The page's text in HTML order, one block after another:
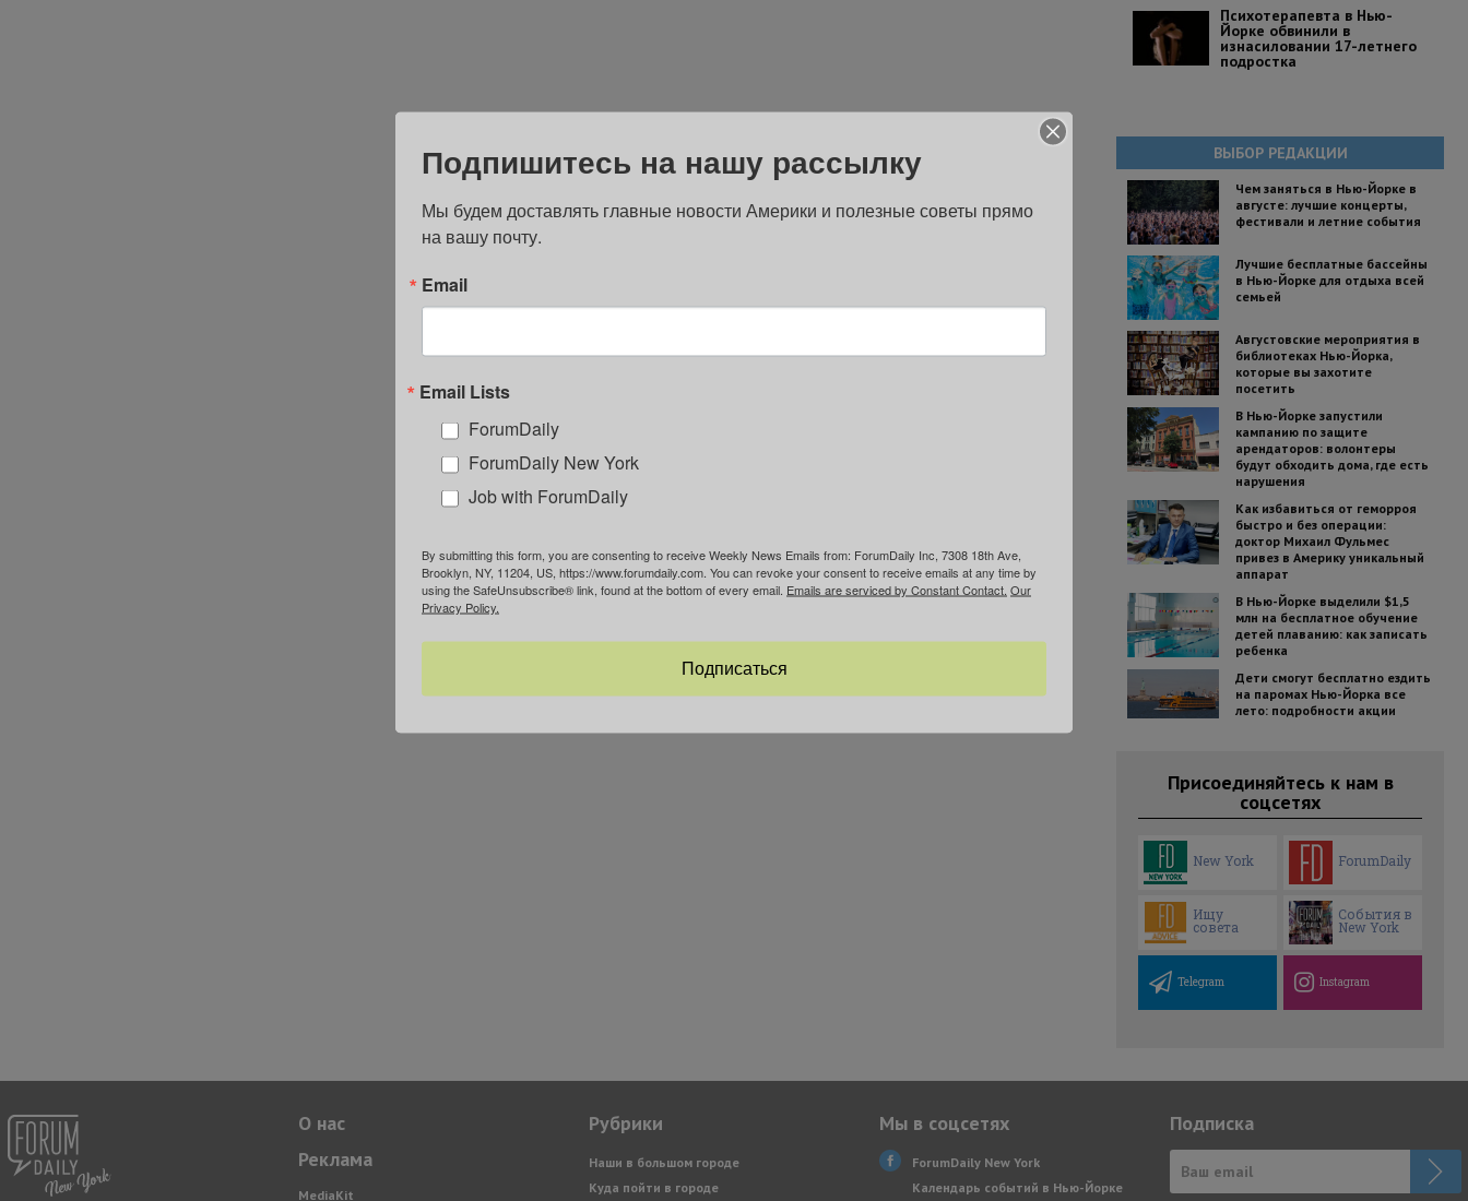
Психотерапевта в Нью-
Йорке обвинили в
изнасиловании 17-летнего
подростка
ВЫБОР РЕДАКЦИИ
Чем заняться в Нью-Йорке в
августе: лучшие концерты,
фестивали и летние события
Лучшие бесплатные бассейны
в Нью-Йорке для отдыха всей
семьей
Августовские мероприятия в
библиотеках Нью-Йорка,
которые вы захотите
посетить
В Нью-Йорке запустили
кампанию по защите
арендаторов: волонтеры
будут обходить дома, где есть
нарушения
Как избавиться от геморроя
быстро и без операции:
доктор Михаил Фульмес
привез в Америку уникальный
аппарат
В Нью-Йорке выделили $1,5
млн на бесплатное обучение
детей плаванию: как записать
ребенка
Дети смогут бесплатно ездить
на паромах Нью-Йорка все
лето: подробности акции
Присоединяйтесь к нам в
соцсетях
New York ForumDaily
Ищу
совета
События в
New York
Telegram Instagram
О нас
Реклама
MediaKit
Рубрики
Наши в большом городе
Куда пойти в городе
Мы в соцсетях
ForumDaily New York
Календарь событий в Нью-Йорке
Подписка
Подпишитесь на нашу рассылку
Мы будем доставлять главные новости Америки и полезные советы прямо
на вашу почту.
Email
Email Lists
ForumDaily
ForumDaily New York
Job with ForumDaily
By submitting this form, you are consenting to receive Weekly News Emails from: ForumDaily Inc, 7308 18th Ave,
Brooklyn, NY, 11204, US, https://www.forumdaily.com. You can revoke your consent to receive emails at any time by
using the SafeUnsubscribe® link, found at the bottom of every email. Emails are serviced by Constant Contact. Our
Privacy Policy.
Подписаться